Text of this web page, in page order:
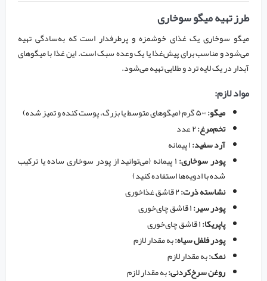
طرز تهیه میگو سوخاری
میگو سوخاری یک غذای خوشمزه و پرطرفدار است که به‌سادگی تهیه
می‌شود و مناسب برای پیش‌غذا یا یک وعده سبک است. این غذا با میگوهای
آبدار در یک لایه ترد و طلایی تهیه می‌شود.
مواد لازم:
میگو:
تخم‌مرغ:
آرد سفید:
پودر سوخاری: ۱ پیمانه (می‌توانید از پودر سوخاری ساده یا ترکیب
شده با ادویه‌ها استفاده کنید)
نشاسته ذرت:
پودر سیر:
پاپریکا:
پودر فلفل سیاه:به مقدار لازم
نمک:به مقدار لازم
روغن سرخ‌کردنی:به مقدار لازم